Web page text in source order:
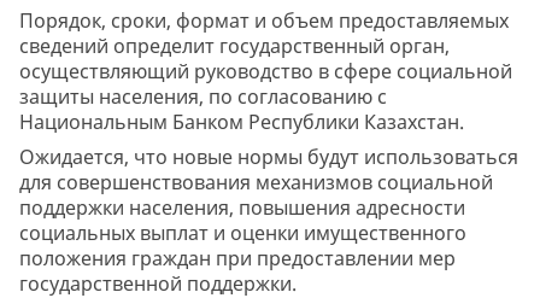
Порядок, сроки, формат и объем предоставляемых
сведений определит государственный орган,
осуществляющий руководство в сфере социальной
защиты населения, по согласованию с
Национальным Банком Республики Казахстан.
Ожидается, что новые нормы будут использоваться
для совершенствования механизмов социальной
поддержки населения, повышения адресности
социальных выплат и оценки имущественного
положения граждан при предоставлении мер
государственной поддержки.